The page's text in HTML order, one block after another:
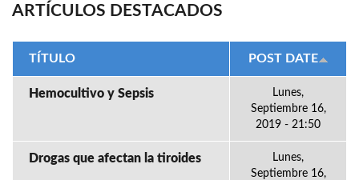
ARTÍCULOS DESTACADOS
TÍTULO POST DATE
Hemocultivo y Sepsis
Lunes,
Septiembre 16,
2019 - 21:50
Drogas que afectan la tiroides
Lunes,
Septiembre 16,